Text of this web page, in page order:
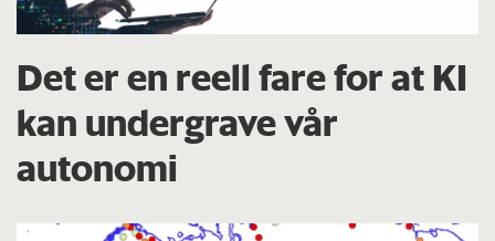
Det er en reell fare for at KI
kan undergrave vår
autonomi